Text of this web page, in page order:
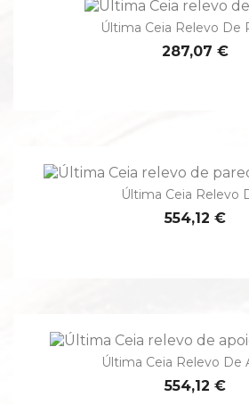
Última Ceia Relevo De
287,07 €
Última Ceia Relevo
554,12 €
Última Ceia Relevo De
554,12 €